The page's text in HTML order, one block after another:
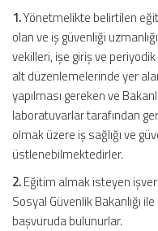
1.Yönetmelikte belirtilen
olan ve iş güvenliği
vekilleri, işe giriş ve
alt düzenlemelerinde yer
yapılması gereken ve
laboratuvarlar tarafından
olmak üzere iş sağlığı ve
üstlenebilmektedirler.
2.Eğitim almak isteyen
Sosyal Güvenlik Bakanlığı
başvuruda bulunurlar.